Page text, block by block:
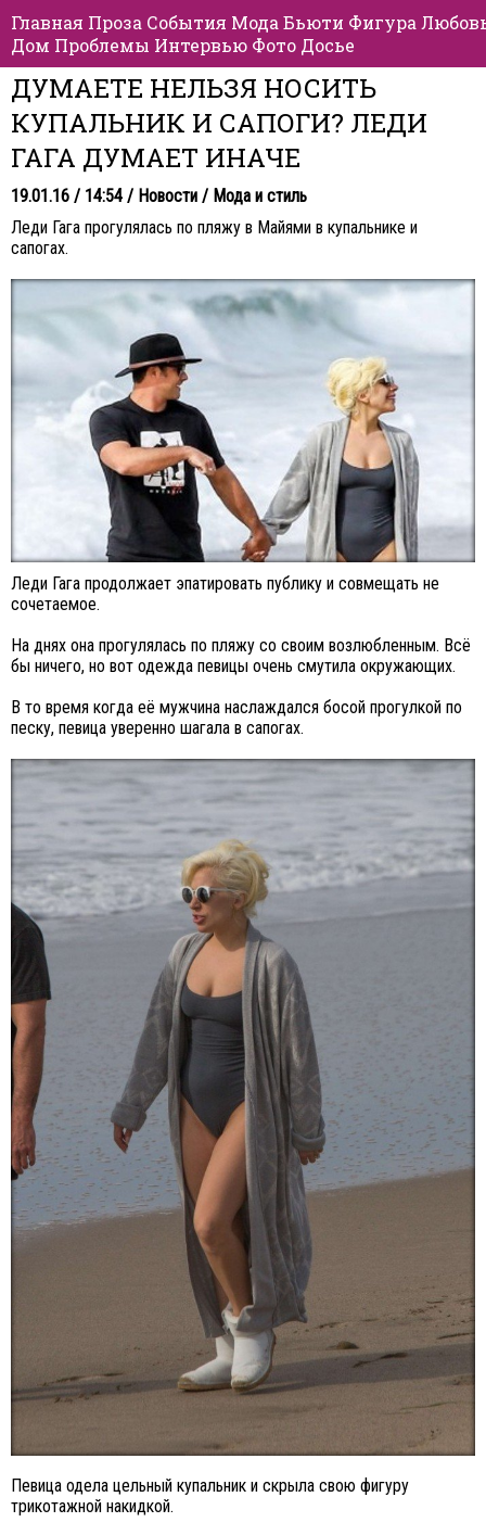
Главная Проза События Мода Бьюти Фигура
Дом Проблемы Интервью Фото Досье
ДУМАЕТЕ НЕЛЬЗЯ НОСИТЬ
КУПАЛЬНИК И САПОГИ? ЛЕДИ
ГАГА ДУМАЕТ ИНАЧЕ
19.01.16 / 14:54 / Новости / Мода и стиль
Леди Гага прогулялась по пляжу в Майями в купальнике и
сапогах.
Леди Гага продолжает эпатировать публику и совмещать не
сочетаемое.
На днях она прогулялась по пляжу со своим возлюбленным. Всё
бы ничего, но вот одежда певицы очень смутила окружающих.
В то время когда её мужчина наслаждался босой прогулкой по
песку, певица уверенно шагала в сапогах.
Певица одела цельный купальник и скрыла свою фигуру
трикотажной накидкой.